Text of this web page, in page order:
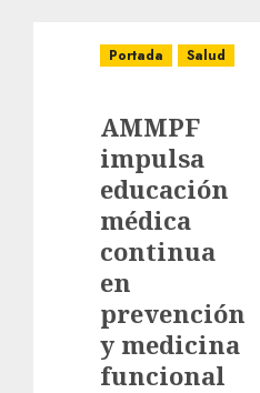
Portada Salud
AMMPF
impulsa
educación
médica
continua
en
prevención
y medicina
funcional